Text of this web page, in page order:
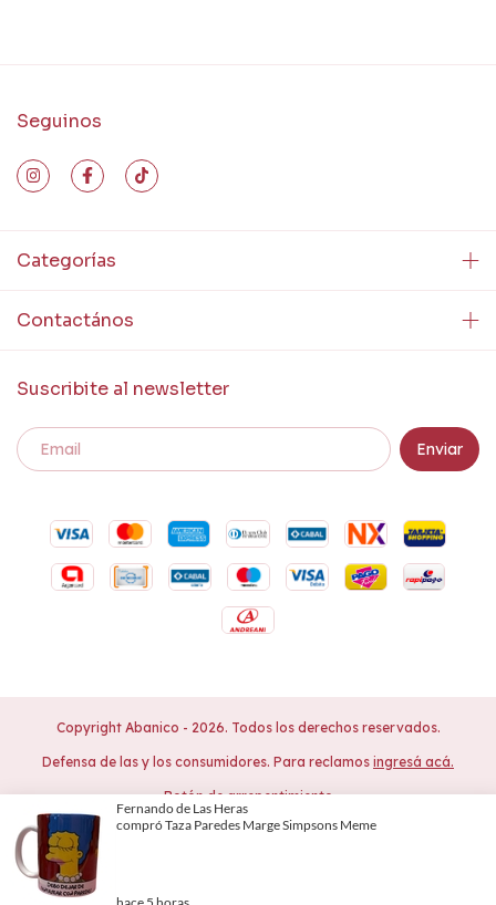
Al navegar por este sitio
cookiespara agilizar tu experiencia de compra.
Seguinos
Categorías
Contactános
Suscribite al newsletter
Copyright Abanico - 2026. Todos los derechos reservados.
Defensa de las y los consumidores. Para reclamos ingresá acá.
Botón de arrepentimiento